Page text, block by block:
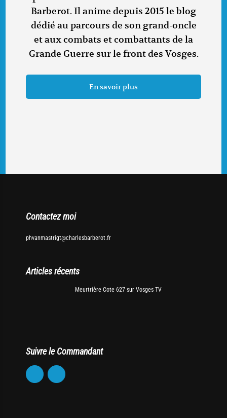
Barberot. Il anime depuis 2015 le blog
dédié au parcours de son grand-oncle
et aux combats et combattants de la
Grande Guerre sur le front des Vosges.
En savoir plus
Contactez moi
phvanmastrigt@charlesbarberot.fr
Articles récents
Meurtrière Cote 627 sur Vosges TV
Suivre le Commandant